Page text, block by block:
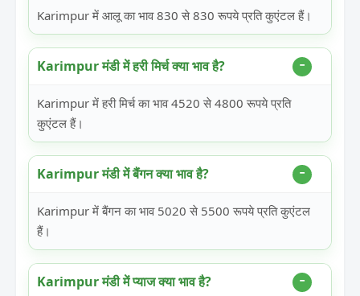
Karimpur में आलू का भाव 830 से 830 रूपये प्रति कुएंटल हैं।
Karimpur मंडी में हरी मिर्च क्या भाव है?
Karimpur में हरी मिर्च का भाव 4520 से 4800 रूपये प्रति
कुएंटल हैं।
Karimpur मंडी में बैंगन क्या भाव है?
Karimpur में बैंगन का भाव 5020 से 5500 रूपये प्रति कुएंटल
हैं।
Karimpur मंडी में प्याज क्या भाव है?